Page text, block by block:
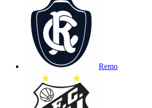
Remo